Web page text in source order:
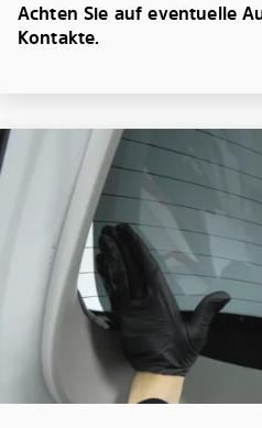
Achten Sie auf eventuelle
Kontakte.